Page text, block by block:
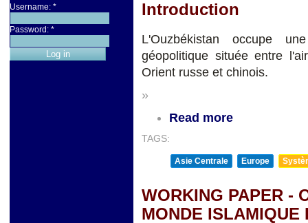
Username: *
Password: *
Introduction
L'Ouzbékistan occupe
géopolitique située entre
Orient russe et chinois.
»
Read more
TAGS:
Asie Centrale Europe
WORKING PAPER -
MONDE ISLAMIQUE